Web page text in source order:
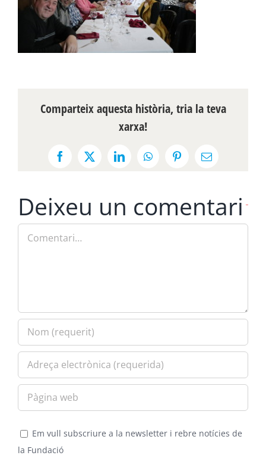
Comparteix aquesta història, tria la teva
xarxa!
Facebook
X LinkedInWhatsAppPinterestEmail:
Deixeu un comentari
Em vull subscriure a la newsletter i rebre notícies de
la Fundació